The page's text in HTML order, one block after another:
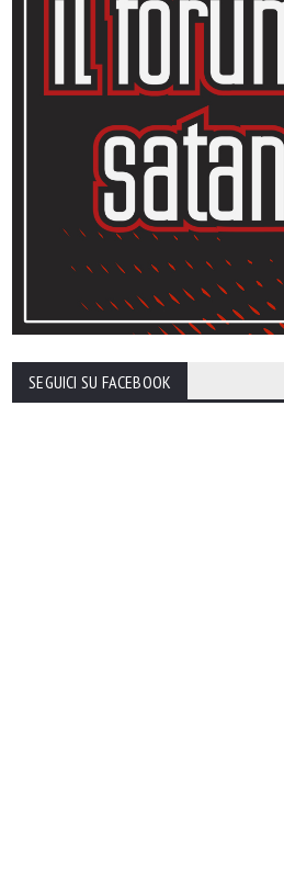
SEGUICI SU FACEBOOK